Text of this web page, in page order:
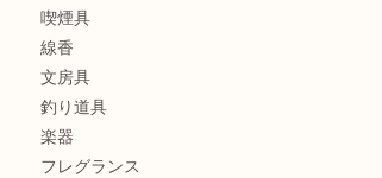
喫煙具
線香
文房具
釣り道具
楽器
フレグランス